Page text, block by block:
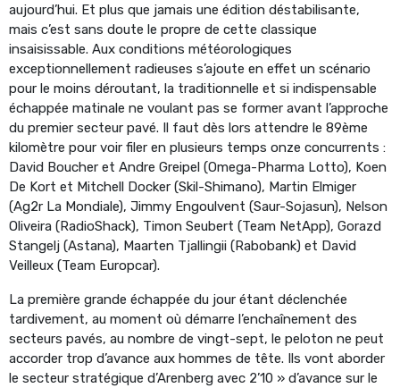
aujourd’hui. Et plus que jamais une édition déstabilisante,
mais c’est sans doute le propre de cette classique
insaisissable. Aux conditions météorologiques
exceptionnellement radieuses s’ajoute en effet un scénario
pour le moins déroutant, la traditionnelle et si indispensable
échappée matinale ne voulant pas se former avant l’approche
du premier secteur pavé. Il faut dès lors attendre le 89ème
kilomètre pour voir filer en plusieurs temps onze concurrents :
David Boucher et Andre Greipel (Omega-Pharma Lotto), Koen
De Kort et Mitchell Docker (Skil-Shimano), Martin Elmiger
(Ag2r La Mondiale), Jimmy Engoulvent (Saur-Sojasun), Nelson
Oliveira (RadioShack), Timon Seubert (Team NetApp), Gorazd
Stangelj (Astana), Maarten Tjallingii (Rabobank) et David
Veilleux (Team Europcar).
La première grande échappée du jour étant déclenchée
tardivement, au moment où démarre l’enchaînement des
secteurs pavés, au nombre de vingt-sept, le peloton ne peut
accorder trop d’avance aux hommes de tête. Ils vont aborder
le secteur stratégique d’Arenberg avec 2’10 » d’avance sur le